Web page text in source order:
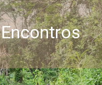
Encontros